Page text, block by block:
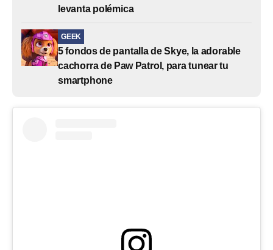
levanta polémica
GEEK
5 fondos de pantalla de Skye, la adorable
cachorra de Paw Patrol, para tunear tu
smartphone